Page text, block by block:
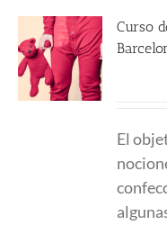
Curso
El